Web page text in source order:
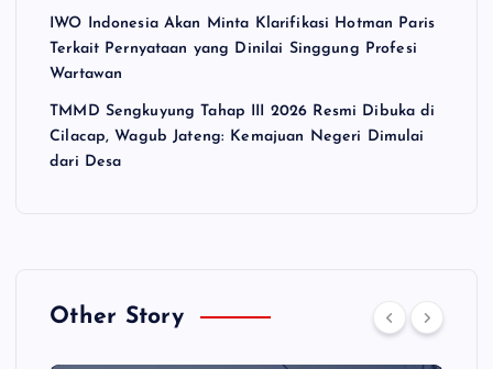
IWO Indonesia Akan Minta Klarifikasi Hotman Paris
Terkait Pernyataan yang Dinilai Singgung Profesi
Wartawan
TMMD Sengkuyung Tahap III 2026 Resmi Dibuka di
Cilacap, Wagub Jateng: Kemajuan Negeri Dimulai
dari Desa
Other Story